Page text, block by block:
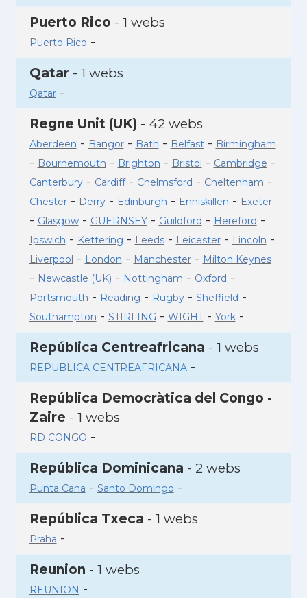
Puerto Rico - 1 webs
Puerto Rico -
Qatar- 1 webs
Qatar-
Regne Unit (UK) - 42 webs
Aberdeen - Bangor- Bath - Belfast- Birmingham
- Bournemouth - Brighton - Bristol - Cambridge -
Canterbury- Cardiff- Chelmsford - Cheltenham -
Chester- Derry- Edinburgh - Enniskillen - Exeter
- Glasgow- GUERNSEY- Guildford - Hereford -
Ipswich - Kettering - Leeds- Leicester- Lincoln -
Liverpool - London - Manchester- Milton Keynes
- Newcastle (UK) - Nottingham - Oxford -
Portsmouth - Reading - Rugby- Sheffield -
Southampton - STIRLING - WIGHT- York-
República Centreafricana - 1 webs
REPUBLICA CENTREAFRICANA-
República Democràtica del Congo -
Zaire - 1 webs
RD CONGO -
República Dominicana - 2 webs
Punta Cana - Santo Domingo -
República Txeca - 1 webs
Praha -
Reunion - 1 webs
REUNION -